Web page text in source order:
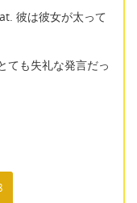
彼は彼女が太って
も失礼な発言だっ